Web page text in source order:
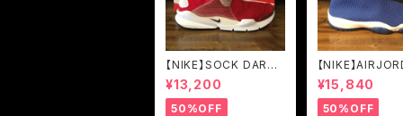
【NIKE】SOCK DART
GYM RED/BLACK-W
HITE (819686-601)
¥13,200
50%OFF
【NIKE】
UTURE
YAL/WHITE
-401)
¥15,840
50%OFF